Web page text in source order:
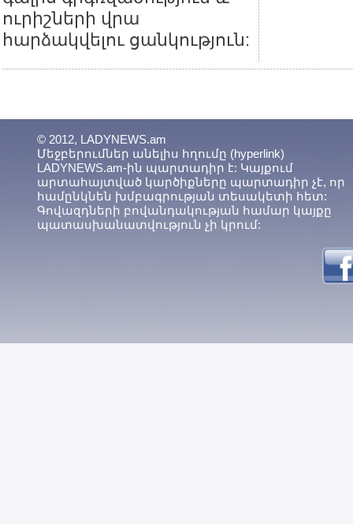
ուրիշների վրա
հարձակվելու ցանկություն:
© 2012, LADYNEWS.am
Մեջբերումներ անելիս հղումը (hyperlink)
LADYNEWS.am-ին պարտադիր է: Կայքում
արտահայտված կարծիքները պարտադիր չէ, որ
համընկնեն խմբագրության տեսակետի հետ:
Գովազդների բովանդակության համար կայքը
պատասխանատվություն չի կրում: